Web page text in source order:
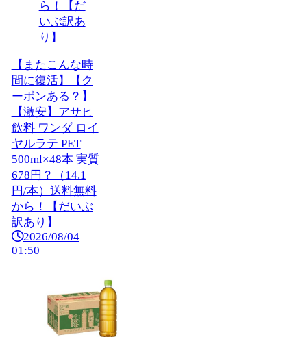
【またこんな時
間に復活】【ク
ーポンある？】
【激安】アサヒ
飲料 ワンダ ロイ
ヤルラテ PET
500ml×48本 実質
678円？（14.1
円/本）送料無料
から！【だいぶ
訳あり】
2026/08/04
01:50